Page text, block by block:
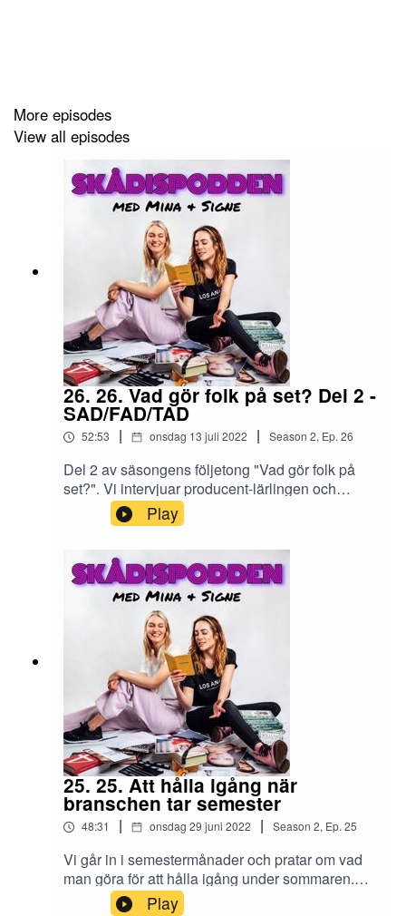
More episodes
View all episodes
26. 26. Vad gör folk på set? Del 2 -
SAD/FAD/TAD
52:53 | onsdag 13 juli 2022 | Season 2, Ep. 26
Del 2 av säsongens följetong "Vad gör folk på
set?". Vi intervjuar producent-lärlingen och
skådespelerskan Isabel Linander! Vi reder ut
begreppen SAD, FAD och TAD och Isabel
berättar om sina egna erfarenheter i dessa
yrkesroller. Vad är skillnaden på SAD och
statistansvarig, vad gör egentligen en FAD och
varför är det inte alla produktioner som har en
TAD? Det blir smått förvirrande, hysteriskt roligt
och som vanligt fullproppat med insider
information! Därtill berättar Isabel om hur hon tog
mod till sig att tillslut faktiskt lägga
skådespelarkarriären på hyllan.
Play
25. 25. Att hålla igång när
branschen tar semester
48:31 | onsdag 29 juni 2022 | Season 2, Ep.25
Vi går in i semestermånader och pratar om vad
man göra för att hålla igång under sommaren.
Vilka kurser finns det, hur kan man förbereda sig
Play